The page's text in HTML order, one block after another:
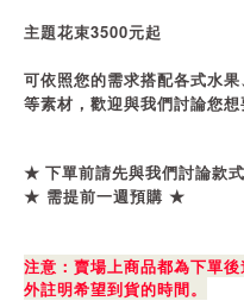
主題花束3500元起
可依照您的需求搭配各式水
等素材，歡迎與我們討論您
★ 下單前請先與我們討論款
★ 需提前一週預購 ★
注意：賣場上商品都為下單
外註明希望到貨的時間。